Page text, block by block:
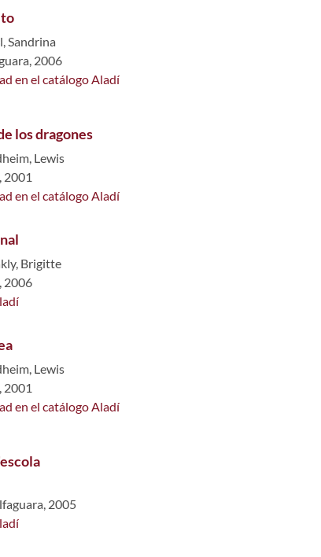
Sandrina
2006
en el catálogo Aladí
los dragones
Lewis
2001
en el catálogo Aladí
Brigitte
2006
Lewis
2001
en el catálogo Aladí
2005